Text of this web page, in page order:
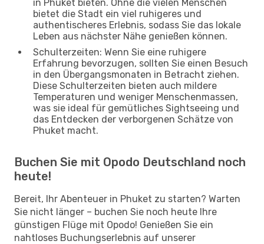
in Phuket bieten. Ohne die vielen Menschen
bietet die Stadt ein viel ruhigeres und
authentischeres Erlebnis, sodass Sie das lokale
Leben aus nächster Nähe genießen können.
Schulterzeiten: Wenn Sie eine ruhigere
Erfahrung bevorzugen, sollten Sie einen Besuch
in den Übergangsmonaten in Betracht ziehen.
Diese Schulterzeiten bieten auch mildere
Temperaturen und weniger Menschenmassen,
was sie ideal für gemütliches Sightseeing und
das Entdecken der verborgenen Schätze von
Phuket macht.
Buchen Sie mit Opodo Deutschland noch
heute!
Bereit, Ihr Abenteuer in Phuket zu starten? Warten
Sie nicht länger – buchen Sie noch heute Ihre
günstigen Flüge mit Opodo! Genießen Sie ein
nahtloses Buchungserlebnis auf unserer